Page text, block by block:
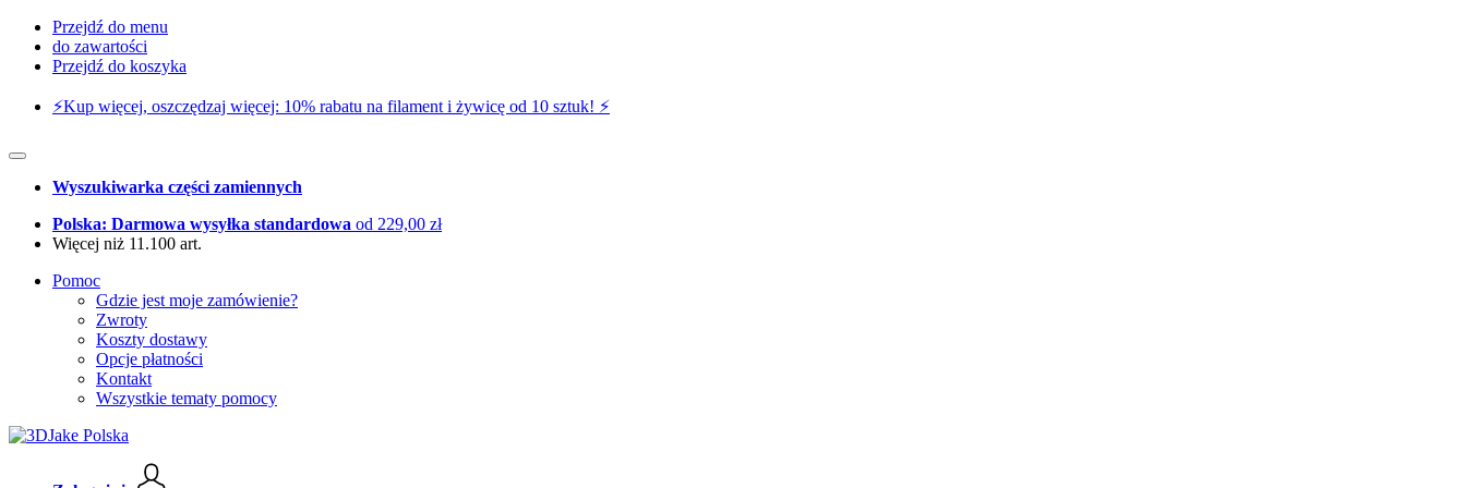
Przejdź do menu
do zawartości
Przejdź do koszyka
⚡️Kup więcej, oszczędzaj więcej: 10% rabatu na filament i żywicę od 10 sztuk! ⚡️
Wyszukiwarka części zamiennych
Polska: Darmowa wysyłka standardowa od 229,00 zł
Więcej niż 11.100 art.
Pomoc
Gdzie jest moje zamówienie?
Zwroty
Koszty dostawy
Opcje płatności
Kontakt
Wszystkie tematy pomocy